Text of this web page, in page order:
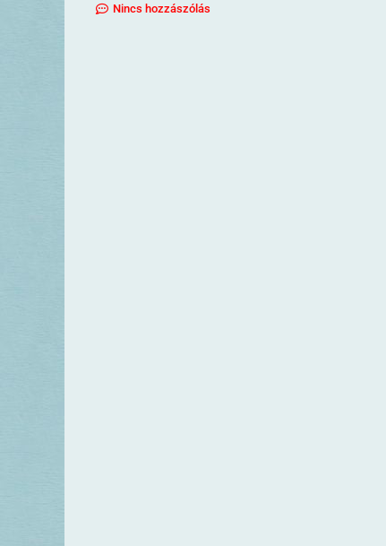
Nincs hozzászólás